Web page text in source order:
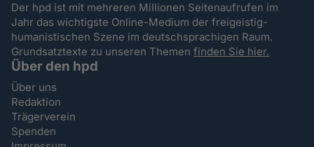
Der hpd ist mit mehreren Millionen Seitenaufrufen im
Jahr das wichtigste Online-Medium der freigeistig-
humanistischen Szene im deutschsprachigen Raum.
Grundsatztexte zu unseren Themenfinden Sie hier.
Über den hpd
Über uns
Redaktion
Trägerverein
Spenden